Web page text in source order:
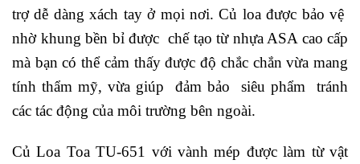
trợ dễ dàng xách tay ở mọi nơi. Củ loa được bảo vệ
nhờ khung bền bỉ được chế tạo từ nhựa ASA cao cấp
mà bạn có thể cảm thấy được độ chắc chắn vừa mang
tính thẩm mỹ, vừa giúp đảm bảo siêu phẩm tránh
các tác động của môi trường bên ngoài.
Củ Loa Toa TU-651 với vành mép được làm từ vật